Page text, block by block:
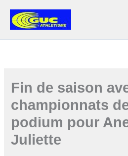
contenu
Fin de saison
championnats
podium pour
Juliette